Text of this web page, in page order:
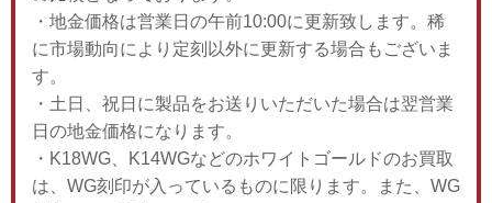
・地金価格は営業日の午前10:00に更新致します。稀
に市場動向により定刻以外に更新する場合もございま
す。
・土日、祝日に製品をお送りいただいた場合は翌営業
日の地金価格になります。
・K18WG、K14WGなどのホワイトゴールドのお買取
は、WG刻印が入っているものに限ります。また、WG